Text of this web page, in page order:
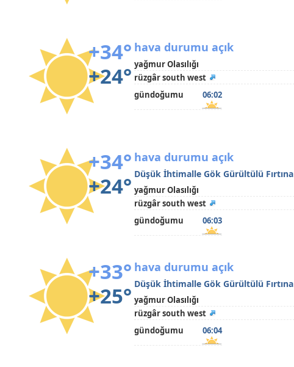
+34°
+24°
hava durumu açık
yağmur Olasılığı
rüzgâr south west
gündoğumu
06:02
+34°
+24°
hava durumu açık
Düşük İhtimalle Gök Gürültülü Fırtına
yağmur Olasılığı
rüzgâr south west
gündoğumu
06:03
+33°
+25°
hava durumu açık
Düşük İhtimalle Gök Gürültülü Fırtına
yağmur Olasılığı
rüzgâr south west
gündoğumu
06:04